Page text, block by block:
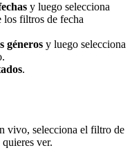
y luego selecciona
los filtros de fecha
géneros y luego selecciona
.
vivo, selecciona el filtro de
ver.